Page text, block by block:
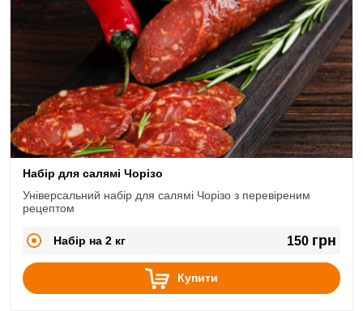
Набір для салямі Чорізо
Універсальний набір для салямі Чорізо з перевіреним
рецептом
Набір на 2 кг 150 грн
Купити